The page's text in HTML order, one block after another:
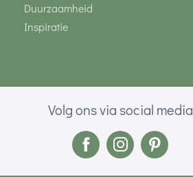
Duurzaamheid
Inspiratie
Volg ons via social media